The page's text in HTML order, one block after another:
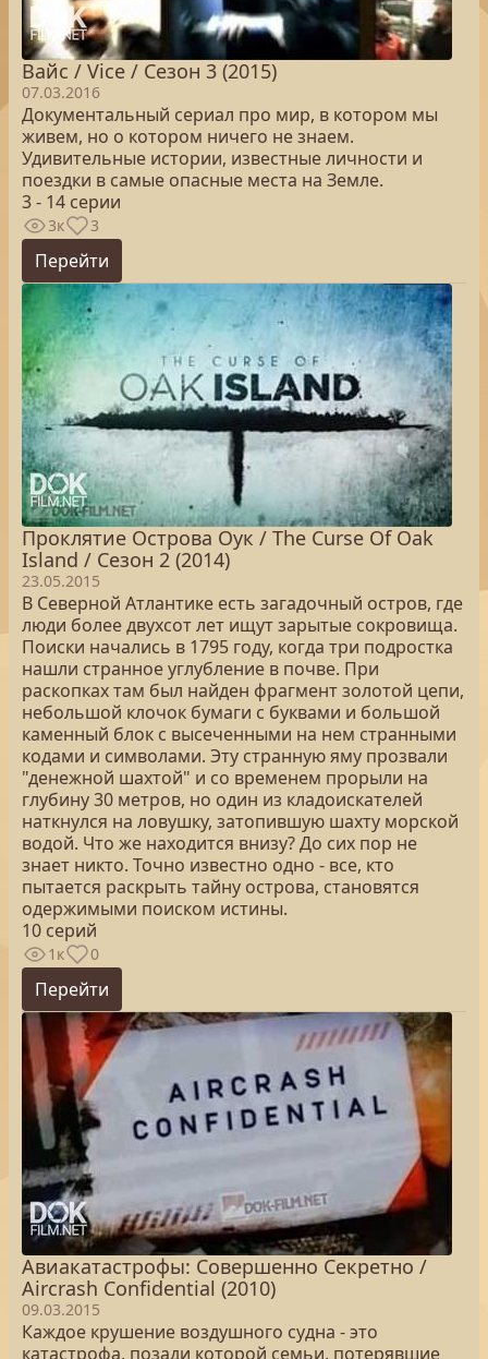
Вайс / Vice / Сезон 3 (2015)
07.03.2016
Документальный сериал про мир, в котором мы
живем, но о котором ничего не знаем.
Удивительные истории, известные личности и
поездки в самые опасные места на Земле.
3 - 14 серии
3к 3
Перейти
Проклятие Острова Оук / The Curse Of Oak
Island / Сезон 2 (2014)
23.05.2015
В Северной Атлантике есть загадочный остров, где
люди более двухсот лет ищут зарытые сокровища.
Поиски начались в 1795 году, когда три подростка
нашли странное углубление в почве. При
раскопках там был найден фрагмент золотой цепи,
небольшой клочок бумаги с буквами и большой
каменный блок с высеченными на нем странными
кодами и символами. Эту странную яму прозвали
"денежной шахтой" и со временем прорыли на
глубину 30 метров, но один из кладоискателей
наткнулся на ловушку, затопившую шахту морской
водой. Что же находится внизу? До сих пор не
знает никто. Точно известно одно - все, кто
пытается раскрыть тайну острова, становятся
одержимыми поиском истины.
10 серий
1к 0
Перейти
Авиакатастрофы: Совершенно Секретно /
Aircrash Confidential (2010)
09.03.2015
Каждое крушение воздушного судна - это
катастрофа, позади которой семьи, потерявшие